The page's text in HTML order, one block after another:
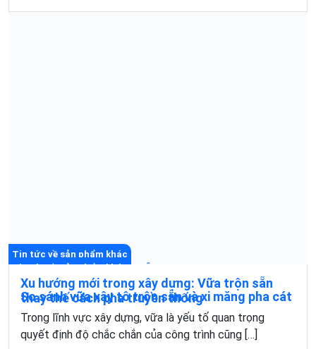
Tin tức về sản phẩm khác
Xu hướng mới trong xây dựng: Vữa trộn sẵn
thay thế cách pha truyền thống
Vữa trộn sẵn thay thế cách pha truyền thống đang trở
thành xu hướng tất yếu trong ngành xây dựng […]
Tin tức về sản phẩm khác
So sánh vữa xây tô trộn sẵn và xi măng pha cát
Trong lĩnh vực xây dựng, vữa là yếu tố quan trọng
quyết định độ chắc chắn của công trình cũng […]